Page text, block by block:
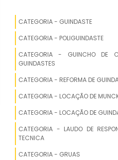
TUBARAO
BENTO DO SUL
ALUGUEL DE CAMINHAO
ALUGUEL DE CAMINHAO
NAVEGANTES
CATEGORIA - GUINDASTE
CATEGORIA - POLIGUINDASTE
CATEGORIA - GUINCHO DE
GUINDASTES
CATEGORIA - REFORMA DE
CATEGORIA - LOCAÇÃO DE
CATEGORIA - LOCAÇÃO DE
CATEGORIA - LAUDO DE
TECNICA
CATEGORIA - GRUAS